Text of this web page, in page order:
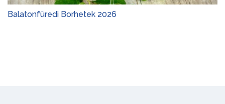
Balatonfüredi Borhetek 2026